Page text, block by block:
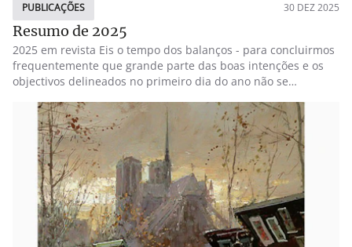
PUBLICAÇÕES 30 DEZ 2025
Resumo de 2025
2025 em revista Eis o tempo dos balanços - para concluirmos
frequentemente que grande parte das boas intenções e os
objectivos delineados no primeiro dia do ano não se
de lista de compras, de algo de bom que foi acontecendo,
sobretudo no campo da literatura e publicações, pois o resto
pertence a um outro território. 1 livro de poemas publicado:
Flores de Cinza, col.12catorze, ed. Húmus - (apresentado em
São Brás de Alportel, Vila Nova de Gaia e Alvito, recebeu 3
recensões. Foi sugerido como prenda de Natal pela Revista
Novos Livros. Teve poemas lidos no podcast dos Alumni da
Universidade do Porto, por Isabel Marcolino e no programa A
Culpa e das estrelas, de Jorge Cravo, na Rádio Terra Nova.